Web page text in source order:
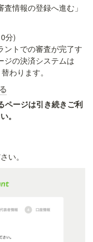
情報の登録へ進む」
分)
ントでの審査が完了す
ジの決済システムは
わります。
ページは引き続きご利
。
い。